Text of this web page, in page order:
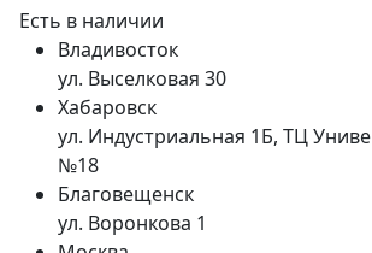
Есть в наличии
Владивосток
ул. Выселковая 30
Хабаровск
ул. Индустриальная 1Б, ТЦ
№18
Благовещенск
ул. Воронкова 1